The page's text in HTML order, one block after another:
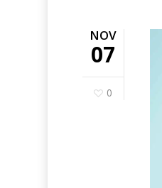
NOV
07
0